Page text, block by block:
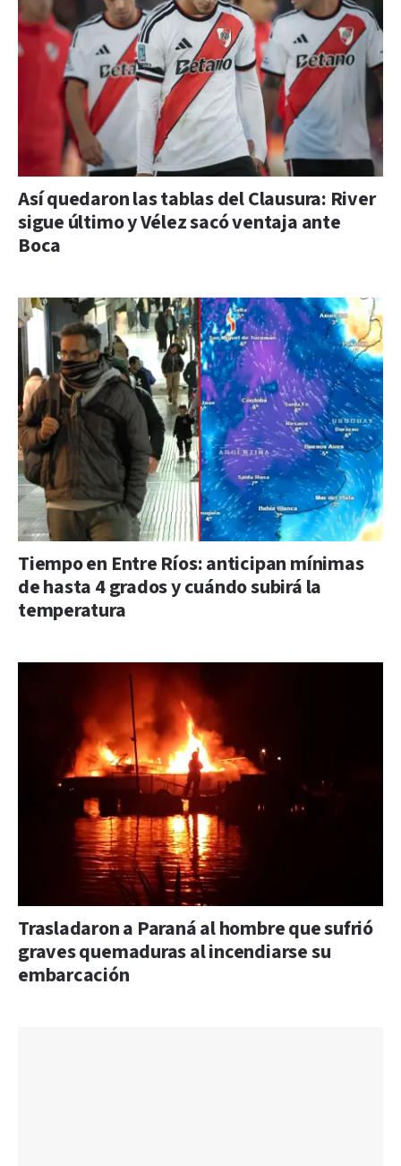
Así quedaron las tablas del Clausura: River
sigue último y Vélez sacó ventaja ante
Boca
Tiempo en Entre Ríos: anticipan mínimas
de hasta 4 grados y cuándo subirá la
temperatura
Trasladaron a Paraná al hombre que sufrió
graves quemaduras al incendiarse su
embarcación